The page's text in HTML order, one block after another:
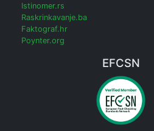
Istinomer.rs
Raskrinkavanje.ba
Faktograf.hr
Poynter.org
EFCSN